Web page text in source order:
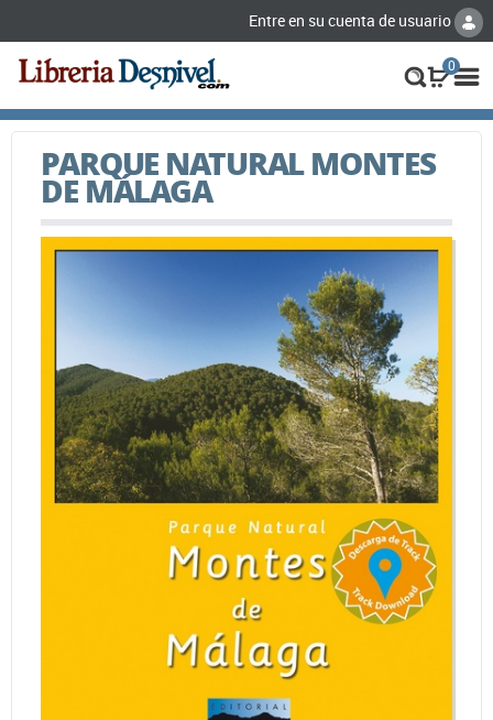
Entre en su cuenta de usuario
0
PARQUE NATURAL MONTES
DE MÁLAGA